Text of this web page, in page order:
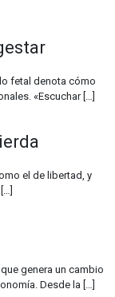
fetal denota cómo
«Escuchar […]
el de libertad, y
genera un cambio
Desde la […]